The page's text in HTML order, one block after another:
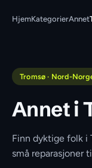
HjemKategorierAnnet
Tromsø · Nord-
Annet i
Finn dyktige folk i
små reparasjoner